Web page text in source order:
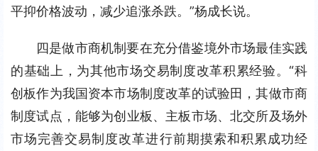
平抑价格波动，减少追涨杀跌。”杨成长说。
四是做市商机制要在充分借鉴境外市场最佳实践
的基础上，为其他市场交易制度改革积累经验。“科
创板作为我国资本市场制度改革的试验田，其做市商
制度试点，能够为创业板、主板市场、北交所及场外
市场完善交易制度改革进行前期摸索和积累成功经